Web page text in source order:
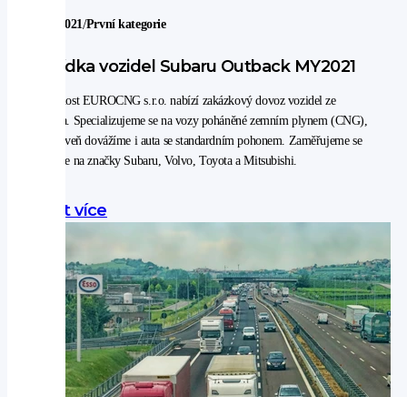
25. 5. 2021/První kategorie
Nabídka vozidel Subaru Outback MY2021
Společnost EUROCNG s.r.o. nabízí zakázkový dovoz vozidel ze
Švédska. Specializujeme se na vozy poháněné zemním plynem (CNG),
ale zároveň dovážíme i auta se standardním pohonem. Zaměřujeme se
převážne na značky Subaru, Volvo, Toyota a Mitsubishi.
Zjistit více